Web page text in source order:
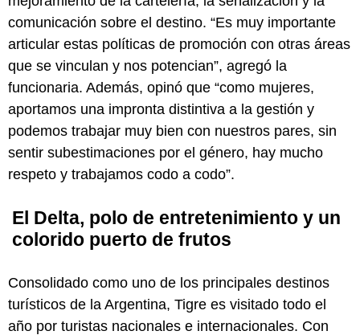
comunicación sobre el destino. “Es muy importante
articular estas políticas de promoción con otras áreas
que se vinculan y nos potencian”, agregó la
funcionaria. Además, opinó que “como mujeres,
aportamos una impronta distintiva a la gestión y
podemos trabajar muy bien con nuestros pares, sin
sentir subestimaciones por el género, hay mucho
respeto y trabajamos codo a codo”.
El Delta, polo de entretenimiento y un
colorido puerto de frutos
Consolidado como uno de los principales destinos
turísticos de la Argentina, Tigre es visitado todo el
año por turistas nacionales e internacionales. Con